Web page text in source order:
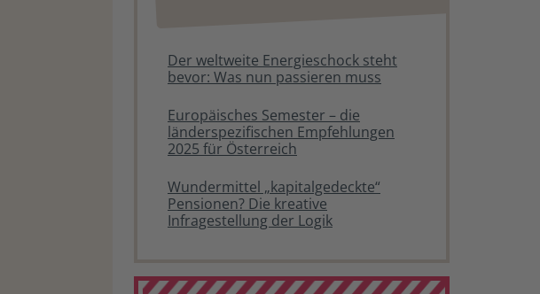
Der weltweite Energieschock steht
bevor: Was nun passieren muss
Europäisches Semester – die
länderspezifischen Empfehlungen
2025 für Österreich
Wundermittel „kapitalgedeckte“
Pensionen? Die kreative
Infragestellung der Logik